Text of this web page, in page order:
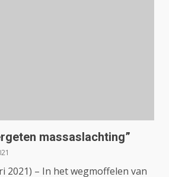
massaslachting”
2021) – In het wegmoffelen van